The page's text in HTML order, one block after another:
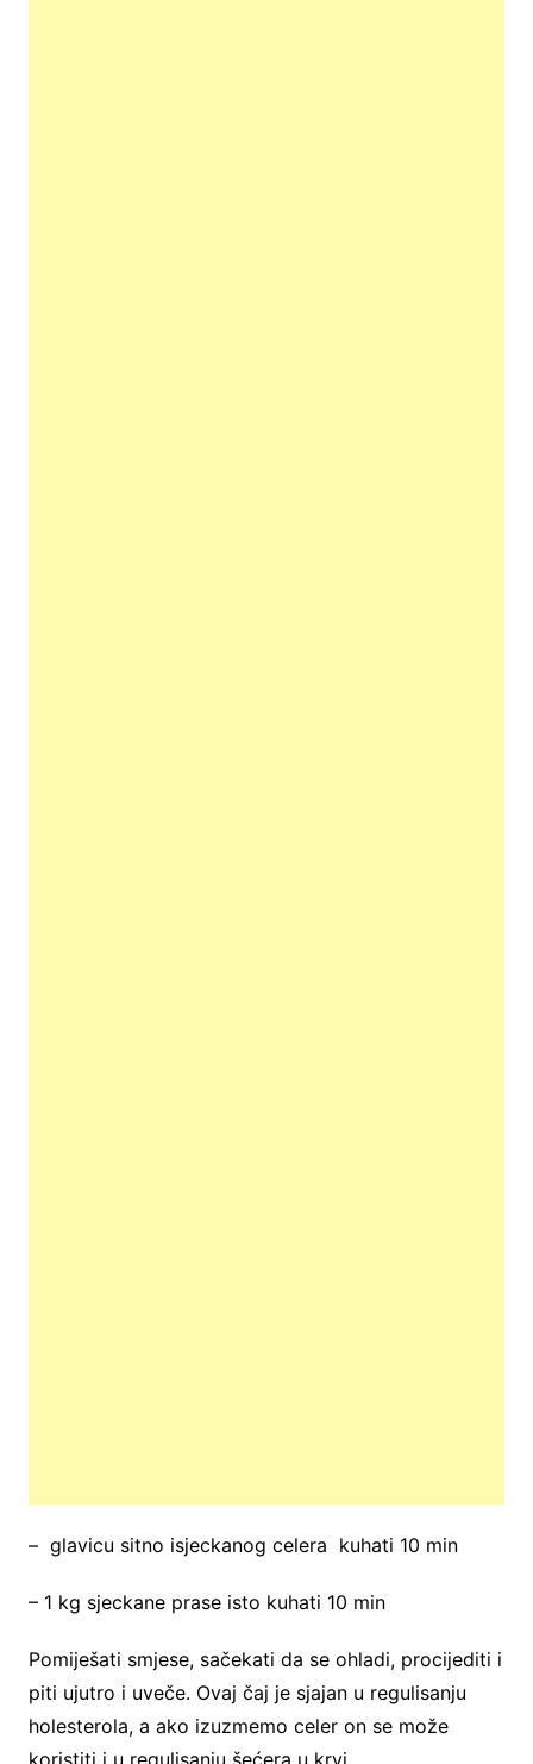
– glavicu sitno isjeckanog celera kuhati 10 min
– 1 kg sjeckane prase isto kuhati 10 min
Pomiješati smjese, sačekati da se ohladi, procijediti i
piti ujutro i uveče. Ovaj čaj je sjajan u regulisanju
holesterola, a ako izuzmemo celer on se može
koristiti i u regulisanju šećera u krvi.